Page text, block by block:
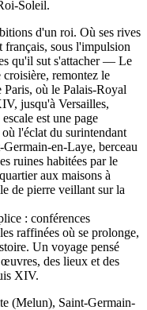
Soleil.
d'un roi. Où ses rives
français, sous l'impulsion
qu'il sut s'attacher — Le
remontez le
où le Palais-Royal
jusqu'à Versailles,
est une page
l'éclat du surintendant
en-Laye, berceau
ruines habitées par le
aux maisons à
de pierre veillant sur la
: conférences
raffinées où se prolonge,
Un voyage pensé
des lieux et des
XIV.
(Melun), Saint-Germain-